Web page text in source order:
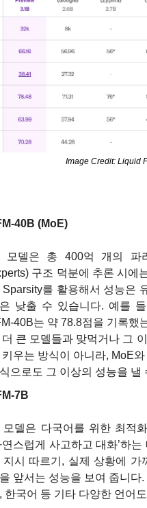
Image Credit: Liquid
40B (MoE)
모델은 총 400억 개의 파
구조 덕분에 추론 시에
Sparsity를 활용해서 성능은
낮출 수 있습니다. 예를
40B는 약 78.8점을 기록했
더 큰 모델들과 맞먹거나 그
키우는 방식이 아니라, MoE
으로도 그 이상의 성능을 낼
7B
모델은 다국어를 위한 최적
연스럽게 사고하고 대화’하
지시 따르기, 실제 상황에 가
앞서는 성능을 보여 줍니다
한국어 등 기타 다양한 언어